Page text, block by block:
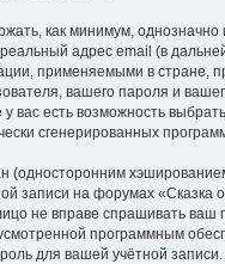
как минимум,
адрес email (в
применяемыми в стране,
вашего пароля и
вас есть возможность
сгенерированных
записи на форумах «Сказка
не вправе спрашивать
программным
для вашей учётной записи.